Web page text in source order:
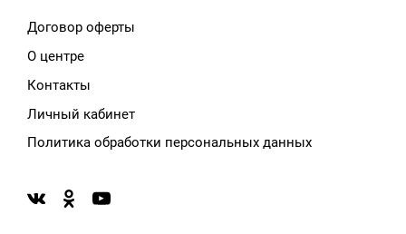
Договор оферты
О центре
Контакты
Личный кабинет
Политика обработки персональных данных